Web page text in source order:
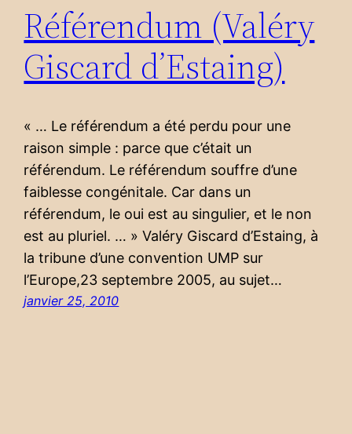
Référendum (Valéry
Giscard d’Estaing)
« … Le référendum a été perdu pour une
raison simple : parce que c’était un
référendum. Le référendum souffre d’une
faiblesse congénitale. Car dans un
référendum, le oui est au singulier, et le non
est au pluriel. … » Valéry Giscard d’Estaing, à
la tribune d’une convention UMP sur
l’Europe,23 septembre 2005, au sujet…
janvier 25, 2010